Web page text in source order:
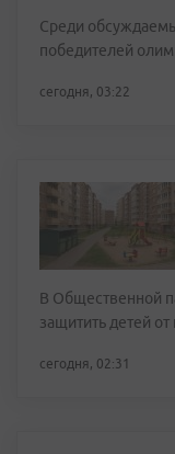
Среди
победителей
сегодня, 03:22
В Общественной
защитить детей
сегодня, 02:31